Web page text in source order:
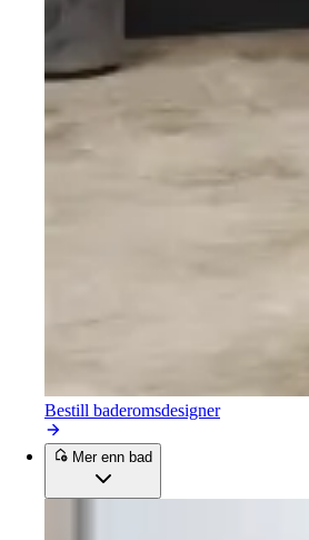
Bestill baderomsdesigner
Mer enn bad